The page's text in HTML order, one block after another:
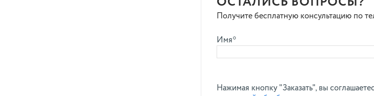
Получите бесплатную консультацию по
Имя*
Нажимая кнопку "Заказать", вы